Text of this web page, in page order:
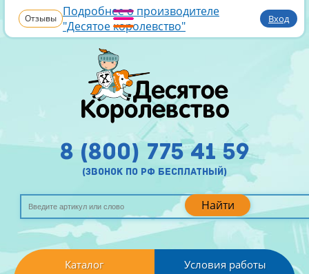
Отзывы Подробнее о производителе
"Десятое королевство"
Вход
Найти
8 (800) 775 41 59
(звонок по рф бесплатный)
Каталог Условия работы